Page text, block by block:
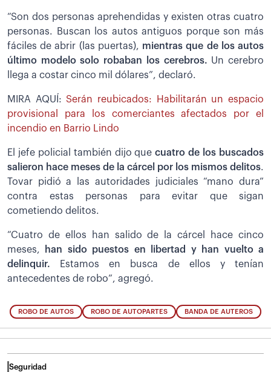
“Son dos personas aprehendidas y existen otras cuatro
personas. Buscan los autos antiguos porque son más
fáciles de abrir (las puertas), mientras que de los autos
último modelo solo robaban los cerebros. Un cerebro
llega a costar cinco mil dólares”, declaró.
MIRA AQUÍ:Serán reubicados: Habilitarán un espacio
provisional para los comerciantes afectados por el
incendio en Barrio Lindo
El jefe policial también dijo que cuatro de los buscados
salieron hace meses de la cárcel por los mismos delitos.
Tovar pidió a las autoridades judiciales “mano dura”
contra estas personas para evitar que sigan
cometiendo delitos.
“Cuatro de ellos han salido de la cárcel hace cinco
meses, han sido puestos en libertad y han vuelto a
delinquir. Estamos en busca de ellos y tenían
antecedentes de robo”, agregó.
ROBO DE AUTOS ROBO DE AUTOPARTES BANDA DE AUTEROS
Seguridad